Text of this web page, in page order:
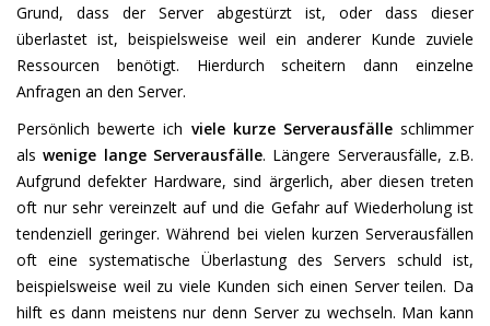
Grund, dass der Server abgestürzt ist, oder dass dieser
überlastet ist, beispielsweise weil ein anderer Kunde zuviele
Ressourcen benötigt. Hierdurch scheitern dann einzelne
Anfragen an den Server.
Persönlich bewerte ich viele kurze Serverausfälle schlimmer
alswenige lange Serverausfälle. Längere Serverausfälle, z.B.
Aufgrund defekter Hardware, sind ärgerlich, aber diesen treten
oft nur sehr vereinzelt auf und die Gefahr auf Wiederholung ist
tendenziell geringer. Während bei vielen kurzen Serverausfällen
oft eine systematische Überlastung des Servers schuld ist,
beispielsweise weil zu viele Kunden sich einen Server teilen. Da
hilft es dann meistens nur denn Server zu wechseln. Man kann